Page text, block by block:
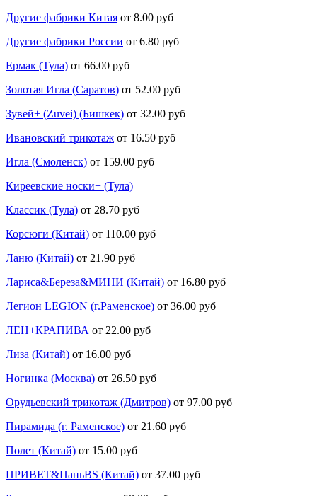
Другие фабрики Китая от 8.00 руб
Другие фабрики России от 6.80 руб
Ермак (Тула) от 66.00 руб
Золотая Игла (Саратов) от 52.00 руб
Зувей+ (Zuvei) (Бишкек) от 32.00 руб
Ивановский трикотаж от 16.50 руб
Игла (Смоленск) от 159.00 руб
Киреевские носки+ (Тула)
Классик (Тула) от 28.70 руб
Корсюги (Китай) от 110.00 руб
Ланю (Китай) от 21.90 руб
Лариса&Береза&МИНИ (Китай) от 16.80 руб
Легион LEGION (г.Раменское) от 36.00 руб
ЛЕН+КРАПИВА от 22.00 руб
Лиза (Китай) от 16.00 руб
Ногинка (Москва) от 26.50 руб
Орудьевский трикотаж (Дмитров) от 97.00 руб
Пирамида (г. Раменское) от 21.60 руб
Полет (Китай) от 15.00 руб
ПРИВЕТ&ПаньBS (Китай) от 37.00 руб